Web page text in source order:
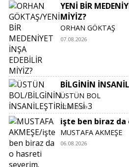
Ankara
Sağlık
YENİ BİR
MİYİZ?
ORHAN GÖKTAŞ
07.08.2026
BİLGİNİN
ÜSTÜN BOL
07.08.2026
işte ben biraz
MUSTAFA AKMEŞE
06.08.2026